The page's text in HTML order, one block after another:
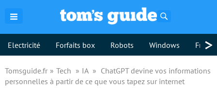
Electricité Forfaits box Robots Windows >
Tomsguide.fr Tech IA
ChatGPT devine vos informations
personnelles à partir de ce que vous tapez sur internet